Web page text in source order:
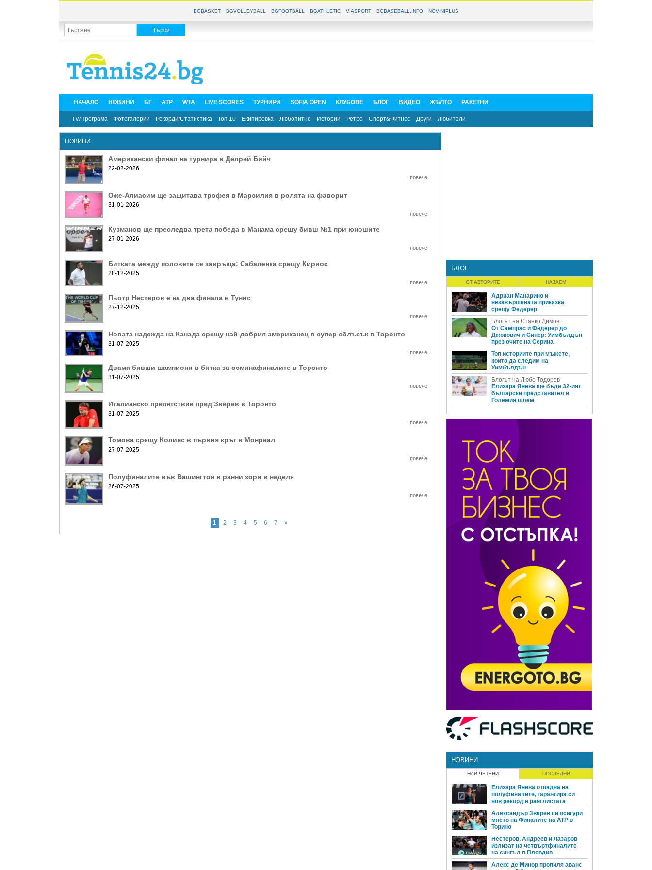
BGBASKET BGVOLLEYBALL BGFOOTBALL BGATHLETIC VIASPORT BGBASEBALL.INFO NOVINIPLUS
НАЧАЛО НОВИНИ БГ ATP WTA LIVE SCORES ТУРНИРИ SOFIA OPEN КЛУБОВЕ БЛОГ ВИДЕО ЖЪЛТО РАКЕТНИ
TV/Програма Фотогалерии Рекорди/Статистика Топ 10 Екипировка Любопитно Истории Ретро Спорт&Фитнес Други Любители
НОВИНИ
Американски финал на турнира в Делрей Бийч
22-02-2026
повече
Оже-Алиасим ще защитава трофея в Марсилия в ролята на фаворит
31-01-2026
повече
Кузманов ще преследва трета победа в Манама срещу бивш №1 при юношите
27-01-2026
повече
Битката между половете се завръща: Сабаленка срещу Кириос
28-12-2025
повече
Пьотр Нестеров е на два финала в Тунис
27-12-2025
повече
Новата надежда на Канада срещу най-добрия американец в супер сблъсък в Торонто
31-07-2025
повече
Двама бивши шампиони в битка за осминафиналите в Торонто
31-07-2025
повече
Италианско препятствие пред Зверев в Торонто
31-07-2025
повече
Томова срещу Колинс в първия кръг в Монреал
27-07-2025
повече
Полуфиналите във Вашингтон в ранни зори в неделя
26-07-2025
повече
1 2 3 4 5 6 7 »
БЛОГ
ОТ АВТОРИТЕ НАЗАЕМ
Адриан Манарино и
незавършената приказка
срещу Федерер
Блогът на Станко Димов
От Сампрас и Федерер до
Джокович и Синер: Уимбълдън
през очите на Серина
Топ историите при мъжете,
които да следим на
Уимбълдън
Блогът на Любо Тодоров
Елизара Янева ще бъде 32-ият
български представител в
Големия шлем
НОВИНИ
НАЙ-ЧЕТЕНИ ПОСЛЕДНИ
Елизара Янева отпадна на
полуфиналите, гарантира си
нов рекорд в ранглистата
Александър Зверев си осигури
място на Финалите на ATP в
Торино
Нестеров, Андреев и Лазаров
излизат на четвъртфиналите
на сингъл в Пловдив
Алекс де Минор пропиля аванс